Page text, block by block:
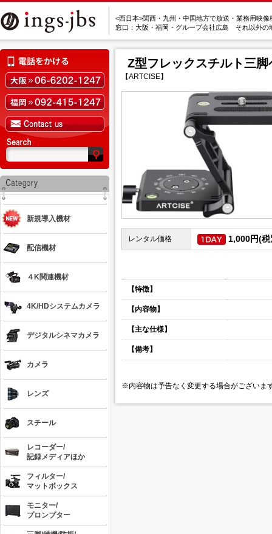
<西日本>関西・九州・中国地方で放送・業務用映
窓口：大阪・福岡・グループ会社広島 それ以外の
新規導入機材
配信機材
４K関連機材
4K/HDシステムカメラ
デジタルシネマカメラ
カメラ
レンズ
スチール
レコーダー/
記録メディアほか
フィルター/
マットボックス
モニター/
プロンプター
Z型フレックスチルト三脚
【ARTCISE】
レンタル価格 1,000円(税
【特徴】
【内容物】
【主な仕様】
【備考】
※内容物は予告なく変更する場合がございま